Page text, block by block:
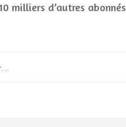
milliers d’autres abonnés
: